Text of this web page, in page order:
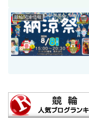
競輪関連情報